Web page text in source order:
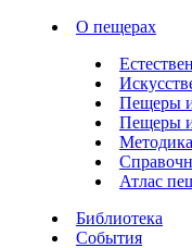
О пещерах
Пещеры
Пещеры
Атлас
Библиотека
События